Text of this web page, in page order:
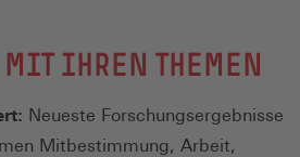
MIT IHREN THEMEN
Neueste Forschungsergebnisse
Mitbestimmung, Arbeit,